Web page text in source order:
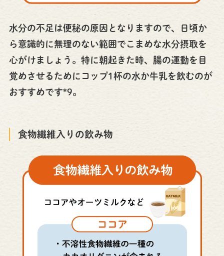
水分の不足は便秘の原因となりますので、日頃か
ら意識的に無理のない範囲でこまめな水分摂取を
心がけましょう。特に朝起きた時、腸の運動を目
覚めさせるためにコップ1杯の水か牛乳を飲むのが
おすすめです*9。
食物繊維入りの飲み物